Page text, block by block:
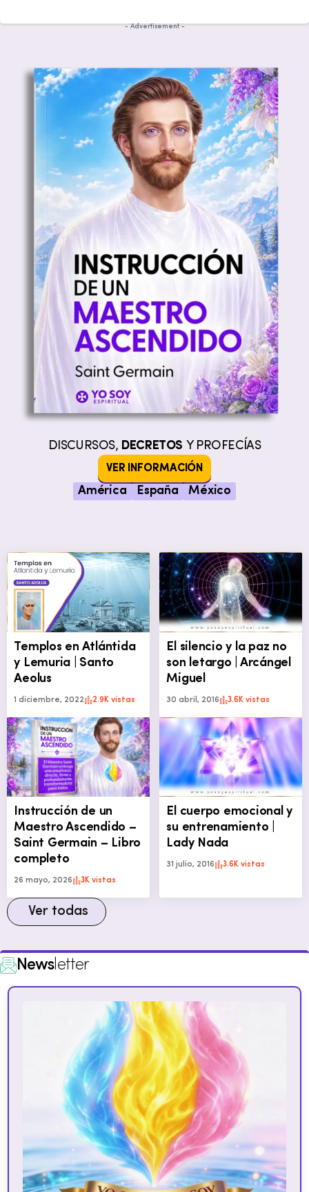
- Advertisement -
DISCURSOS, DECRETOS Y PROFECÍAS
VER INFORMACIÓN
América España México
Templos en Atlántida
y Lemuria | Santo
Aeolus
1 diciembre, 2022 2.9K vistas
El silencio y la paz no
son letargo | Arcángel
Miguel
30 abril, 2016 3.6K vistas
Instrucción de un
Maestro Ascendido –
Saint Germain – Libro
completo
26 mayo, 2026 3K vistas
El cuerpo emocional y
su entrenamiento |
Lady Nada
31 julio, 2016 3.6K vistas
Ver todas
Newsletter